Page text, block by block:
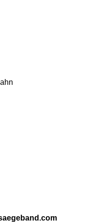
€
€.
42 Sprint-Medium-